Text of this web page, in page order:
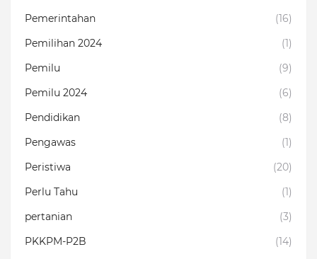
Pemerintahan
(16)
Pemilihan 2024
(1)
Pemilu
(9)
Pemilu 2024
(6)
Pendidikan
(8)
Pengawas
(1)
Peristiwa
(20)
Perlu Tahu
(1)
pertanian
(3)
PKKPM-P2B
(14)